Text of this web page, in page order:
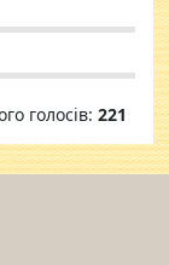
голосів: 221